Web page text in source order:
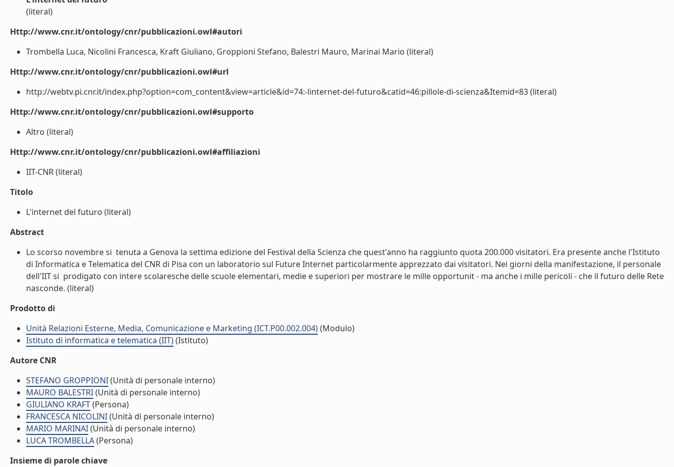
(literal)
Http://www.cnr.it/ontology/cnr/pubblicazioni.owl#autori
Trombella Luca, Nicolini Francesca, Kraft Giuliano, Groppioni Stefano, Balestri Mauro, Marinai Mario (literal)
Http://www.cnr.it/ontology/cnr/pubblicazioni.owl#url
http://webtv.pi.cnr.it/index.php?option=com_content&view=article&id=74:-linternet-del-futuro&catid=46:pillole-di-scienza&Itemid=83 (literal)
Http://www.cnr.it/ontology/cnr/pubblicazioni.owl#supporto
Altro (literal)
Http://www.cnr.it/ontology/cnr/pubblicazioni.owl#affiliazioni
IIT-CNR (literal)
Titolo
L'internet del futuro (literal)
Abstract
Lo scorso novembre si  tenuta a Genova la settima edizione del Festival della Scienza che quest'anno ha raggiunto quota 200.000 visitatori. Era presente anche l'Istituto
di Informatica e Telematica del CNR di Pisa con un laboratorio sul Future Internet particolarmente apprezzato dai visitatori. Nei giorni della manifestazione, il personale
dell'IIT si  prodigato con intere scolaresche delle scuole elementari, medie e superiori per mostrare le mille opportunit - ma anche i mille pericoli - che il futuro delle Rete
nasconde. (literal)
Prodotto di
Unità Relazioni Esterne, Media, Comunicazione e Marketing (ICT.P00.002.004)(Modulo)
Istituto di informatica e telematica (IIT)(Istituto)
Autore CNR
STEFANO GROPPIONI(Unità di personale interno)
MAURO BALESTRI(Unità di personale interno)
GIULIANO KRAFT(Persona)
FRANCESCA NICOLINI(Unità di personale interno)
MARIO MARINAI(Unità di personale interno)
LUCA TROMBELLA(Persona)
Insieme di parole chiave